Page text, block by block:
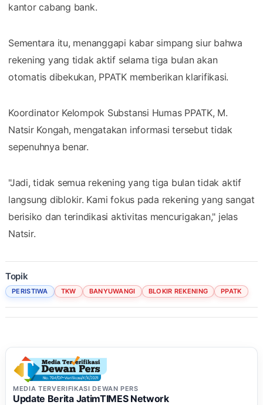
kantor cabang bank.
Sementara itu, menanggapi kabar simpang siur bahwa
rekening yang tidak aktif selama tiga bulan akan
otomatis dibekukan, PPATK memberikan klarifikasi.
Koordinator Kelompok Substansi Humas PPATK, M.
Natsir Kongah, mengatakan informasi tersebut tidak
sepenuhnya benar.
"Jadi, tidak semua rekening yang tiga bulan tidak aktif
langsung diblokir. Kami fokus pada rekening yang sangat
berisiko dan terindikasi aktivitas mencurigakan," jelas
Natsir.
Topik
PERISTIWA TKW BANYUWANGI BLOKIR REKENING PPATK
MEDIA TERVERIFIKASI DEWAN PERS
Update Berita JatimTIMES Network